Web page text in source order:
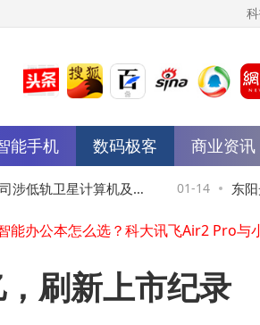
能手机 数码极客 商业资讯
低轨卫星计算机及散 01-14 东阳
张勇再掌舵海底捞：创始人回归一线，
刷新上市纪录